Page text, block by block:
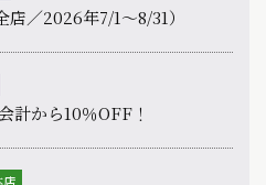
／2026年7/1〜8/31）
計から10％OFF！
店